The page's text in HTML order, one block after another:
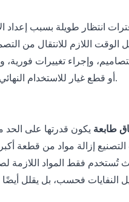
أو قطع غيار للاستخدام النهائي بأقل قدر من التأخير.
طابعة يكون